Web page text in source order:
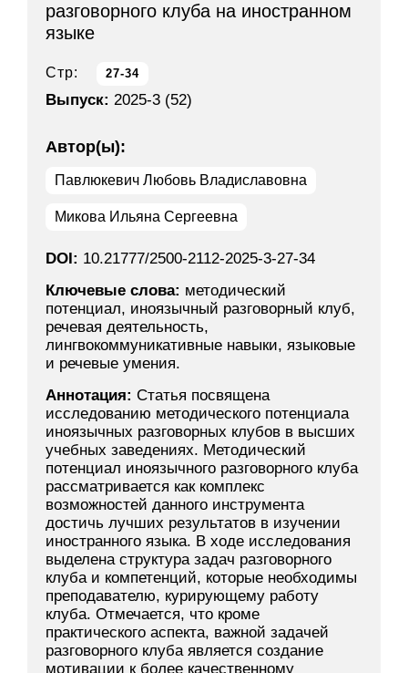
разговорного клуба на иностранном
языке
Стр: 27-34
Выпуск: 2025-3 (52)
Автор(ы):
Павлюкевич Любовь Владиславовна
Микова Ильяна Сергеевна
DOI: 10.21777/2500-2112-2025-3-27-34
Ключевые слова: методический
потенциал, иноязычный разговорный клуб,
речевая деятельность,
лингвокоммуникативные навыки, языковые
и речевые умения.
Аннотация: Статья посвящена
исследованию методического потенциала
иноязычных разговорных клубов в высших
учебных заведениях. Методический
потенциал иноязычного разговорного клуба
рассматривается как комплекс
возможностей данного инструмента
достичь лучших результатов в изучении
иностранного языка. В ходе исследования
выделена структура задач разговорного
клуба и компетенций, которые необходимы
преподавателю, курирующему работу
клуба. Отмечается, что кроме
практического аспекта, важной задачей
разговорного клуба является создание
мотивации к более качественному